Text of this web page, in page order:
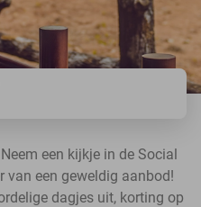
een kijkje in de Social
van een geweldig aanbod!
dagjes uit, korting op